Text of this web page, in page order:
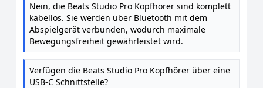
Nein, die Beats Studio Pro Kopfhörer sind komplett
kabellos. Sie werden über Bluetooth mit dem
Abspielgerät verbunden, wodurch maximale
Bewegungsfreiheit gewährleistet wird.
Verfügen die Beats Studio Pro Kopfhörer über eine
USB-C Schnittstelle?